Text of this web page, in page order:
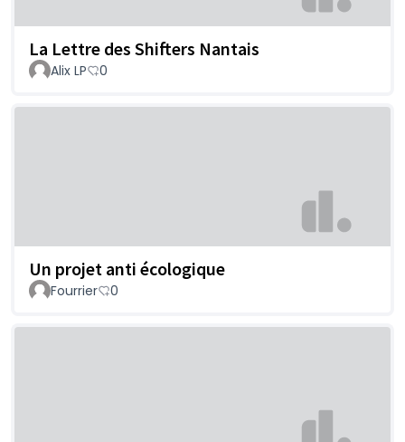
La Lettre des Shifters Nantais
Alix LP 0
Un projet anti écologique
Fourrier 0